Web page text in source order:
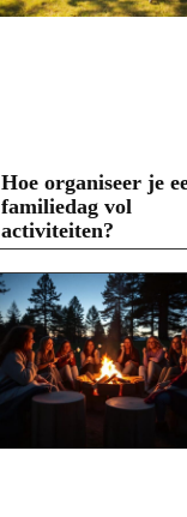
Hoe organiseer je
familiedag vol
activiteiten?